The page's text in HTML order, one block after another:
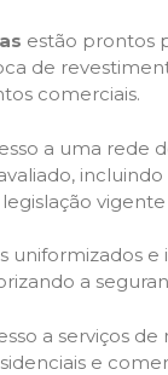
estão prontos
de
comerciais.
a uma rede
uniformizados
a
a serviços
e